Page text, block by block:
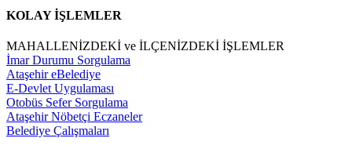
KOLAY İŞLEMLER
MAHALLENİZDEKİ ve İLÇENİZDEKİ İŞLEMLER
İmar Durumu Sorgulama
Ataşehir eBelediye
E-Devlet Uygulaması
Otobüs Sefer Sorgulama
Ataşehir Nöbetçi Eczaneler
Belediye Çalışmaları